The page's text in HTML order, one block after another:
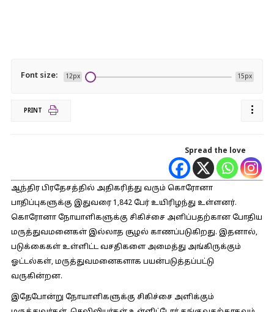
Font size: 12px 15px
PRINT
Spread the love
ஆந்திர பிரதேசத்தில் அதிகரித்து வரும் கொரோனா
பாதிப்புகளுக்கு இதுவரை 1,842 பேர் உயிரிழந்து உள்ளனர்.
கொரோனா நோயாளிகளுக்கு சிகிச்சை அளிப்பதற்கான போதிய
மருத்துவமனைகள் இல்லாத சூழல் காணப்படுகிறது. இதனால்,
படுக்கைகள் உள்ளிட்ட வசதிகளை அமைத்து அங்கிருக்கும்
ஓட்டல்கள், மருத்துவமனைகளாக பயன்படுத்தப்பட்டு
வருகின்றன.
இதேபோன்று நோயாளிகளுக்கு சிகிச்சை அளிக்கும்